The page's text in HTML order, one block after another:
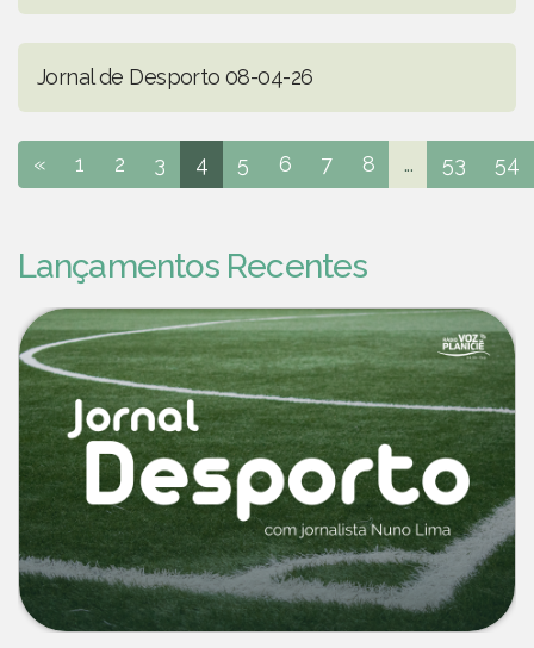
Jornal de Desporto 08-04-26
« 1 2 3 4 5 6 7 8 ... 53 54
Lançamentos Recentes